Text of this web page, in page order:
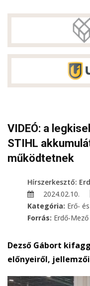
VIDEÓ: a
STIHL
működtetnek
Hírszerkesztő:
2024.02.10.
Kategória: Erő-
Forrás: Erdő-
Dezső Gábort
előnyeiről,